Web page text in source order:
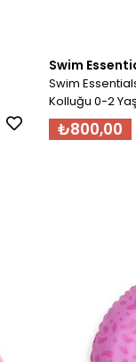
Swim
Swim
Kolluğu 0-2 Yaş
₺800,00